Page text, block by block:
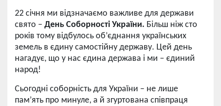
22 січня ми відзначаємо важливе для держави
свято – День Соборності України. Більш ніж сто
років тому відбулось об’єднання українських
земель в єдину самостійну державу. Цей день
нагадує, що у нас єдина держава і ми – єдиний
народ!
Сьогодні соборність для України – не лише
пам’ять про минуле, а й згуртована співпраця